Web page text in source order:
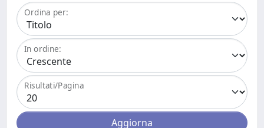
Ordina per:
In ordine:
Risultati/Pagina